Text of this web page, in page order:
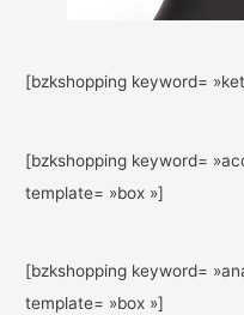
[bzkshopping keyword=
[bzkshopping keyword=
template= »box »]
[bzkshopping keyword=
template= »box »]